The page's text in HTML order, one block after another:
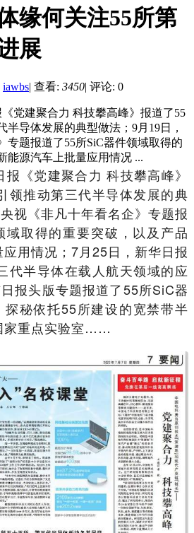
缘何关注55所第
展
iawbs| 查看: 3450| 评论: 0
党建聚合力 科技攀高峰》报道了55
半导体发展的典型做法；9月19日，
专题报道了55所SiC器件领域取得的
能源汽车上批量应用情况 ...
《党建聚合力 科技攀高峰》
领推动第三代半导体发展的典
视《非凡十年看名企》专题报
取得的重要突破，以及产品
用情况；7月25日，新华日报
代半导体在载人航天领域的应
报头版专题报道了55所SiC器
秘依托55所建设的宽禁带半
家重点实验室……